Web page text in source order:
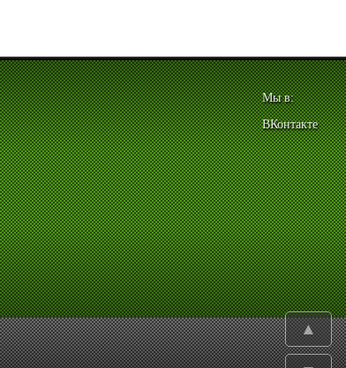
Мы в:
ВКонтакте
▲